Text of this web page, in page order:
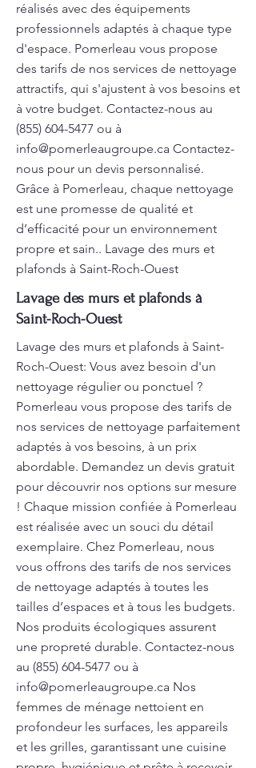
réalisés avec des équipements
professionnels adaptés à chaque type
d'espace. Pomerleau vous propose
des tarifs de nos services de nettoyage
attractifs, qui s'ajustent à vos besoins et
à votre budget. Contactez-nous au
(855) 604-5477 ou à
info@pomerleaugroupe.ca Contactez-
nous pour un devis personnalisé.
Grâce à Pomerleau, chaque nettoyage
est une promesse de qualité et
d’efficacité pour un environnement
propre et sain.. Lavage des murs et
plafonds à Saint-Roch-Ouest
Lavage des murs et plafonds à
Saint-Roch-Ouest
Lavage des murs et plafonds à Saint-
Roch-Ouest: Vous avez besoin d'un
nettoyage régulier ou ponctuel ?
Pomerleau vous propose des tarifs de
nos services de nettoyage parfaitement
adaptés à vos besoins, à un prix
abordable. Demandez un devis gratuit
pour découvrir nos options sur mesure
! Chaque mission confiée à Pomerleau
est réalisée avec un souci du détail
exemplaire. Chez Pomerleau, nous
vous offrons des tarifs de nos services
de nettoyage adaptés à toutes les
tailles d’espaces et à tous les budgets.
Nos produits écologiques assurent
une propreté durable. Contactez-nous
au (855) 604-5477 ou à
info@pomerleaugroupe.ca Nos
femmes de ménage nettoient en
profondeur les surfaces, les appareils
et les grilles, garantissant une cuisine